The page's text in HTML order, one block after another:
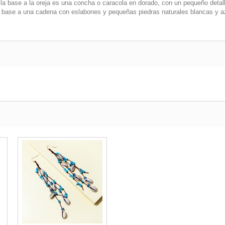
base a la oreja es una concha o caracola en dorado, con un pequeño
a una cadena con eslabones y pequeñas piedras naturales blancas y